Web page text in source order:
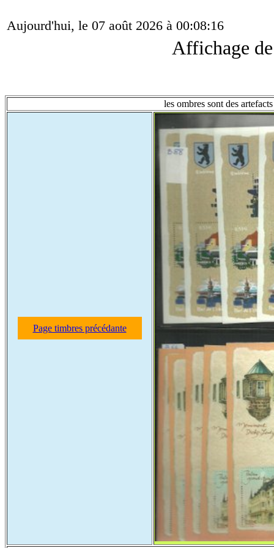
Aujourd'hui, le 07 août 2026 à 00:08:16
Affichage
les ombres sont des
Page timbres précédante